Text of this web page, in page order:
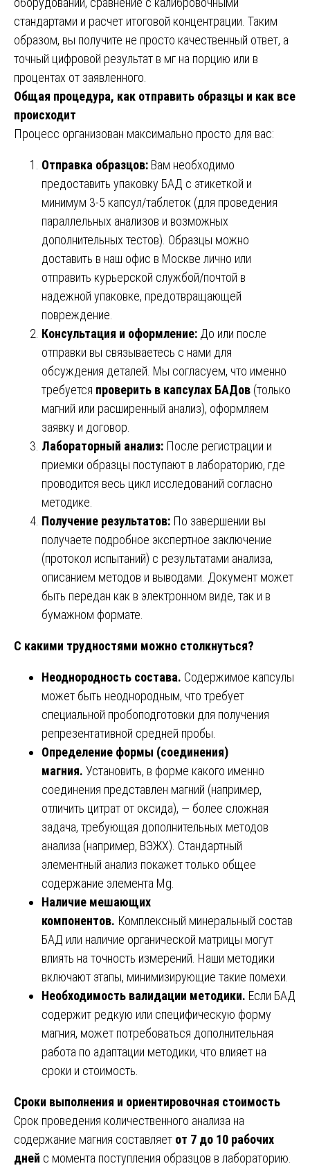
стандартами и расчет итоговой концентрации. Таким
образом, вы получите не просто качественный ответ, а
точный цифровой результат в мг на порцию или в
процентах от заявленного.
Общая процедура, как отправить образцы и как все
происходит
Процесс организован максимально просто для вас:
Отправка образцов: Вам необходимо
предоставить упаковку БАД с этикеткой и
минимум 3-5 капсул/таблеток (для проведения
параллельных анализов и возможных
дополнительных тестов). Образцы можно
доставить в наш офис в Москве лично или
отправить курьерской службой/почтой в
надежной упаковке, предотвращающей
повреждение.
Консультация и оформление: До или после
отправки вы связываетесь с нами для
обсуждения деталей. Мы согласуем, что именно
требуется проверить в капсулах БАДов (только
магний или расширенный анализ), оформляем
заявку и договор.
Лабораторный анализ: После регистрации и
приемки образцы поступают в лабораторию, где
проводится весь цикл исследований согласно
методике.
Получение результатов: По завершении вы
получаете подробное экспертное заключение
(протокол испытаний) с результатами анализа,
описанием методов и выводами. Документ может
быть передан как в электронном виде, так и в
бумажном формате.
С какими трудностями можно столкнуться?
Неоднородность состава. Содержимое капсулы
может быть неоднородным, что требует
специальной пробоподготовки для получения
репрезентативной средней пробы.
Определение формы (соединения)
магния. Установить, в форме какого именно
соединения представлен магний (например,
отличить цитрат от оксида), — более сложная
задача, требующая дополнительных методов
анализа (например, ВЭЖХ). Стандартный
элементный анализ покажет только общее
содержание элемента Mg.
Наличие мешающих
компонентов. Комплексный минеральный состав
БАД или наличие органической матрицы могут
влиять на точность измерений. Наши методики
включают этапы, минимизирующие такие помехи.
Необходимость валидации методики. Если БАД
содержит редкую или специфическую форму
магния, может потребоваться дополнительная
работа по адаптации методики, что влияет на
сроки и стоимость.
Сроки выполнения и ориентировочная стоимость
Срок проведения количественного анализа на
содержание магния составляет от 7 до 10 рабочих
дней с момента поступления образцов в лабораторию.